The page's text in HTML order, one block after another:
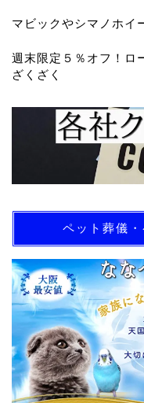
マビックやシマノホイ
週末限定５％オフ！ロ
ざくざく
ペット葬儀